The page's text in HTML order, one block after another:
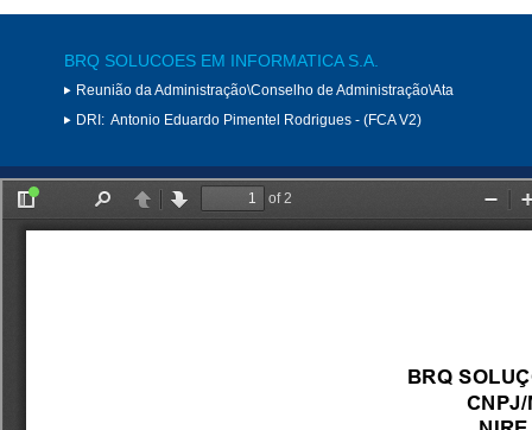
BRQ SOLUCOES EM INFORMATICA S.A.
Reunião da Administração\Conselho de Administração\Ata
DRI: Antonio Eduardo Pimentel Rodrigues - (FCA V2)